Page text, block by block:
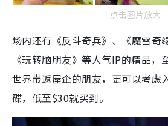
点击图片放大
场内还有《反斗奇兵》、《魔雪奇
《玩转脑朋友》等人气IP的精品，
世界带返屋企的朋友，更可以考虑
碟，低至$30就买到。